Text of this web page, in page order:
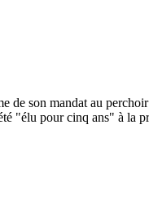
"élu pour cinq ans" à la